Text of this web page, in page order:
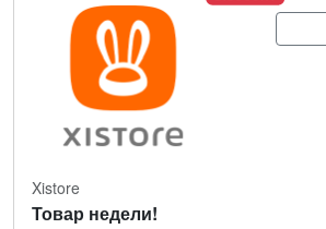
Xistore
Товар недели!